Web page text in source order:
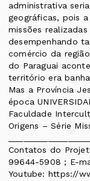
administrativa
geográficas, pois
missões
desempenhando
comércio da
do Paraguai
território era
Mas a Província
época
Faculdade
Origens – Série
Contatos do
99644-5908 ; E-
Youtube: https://